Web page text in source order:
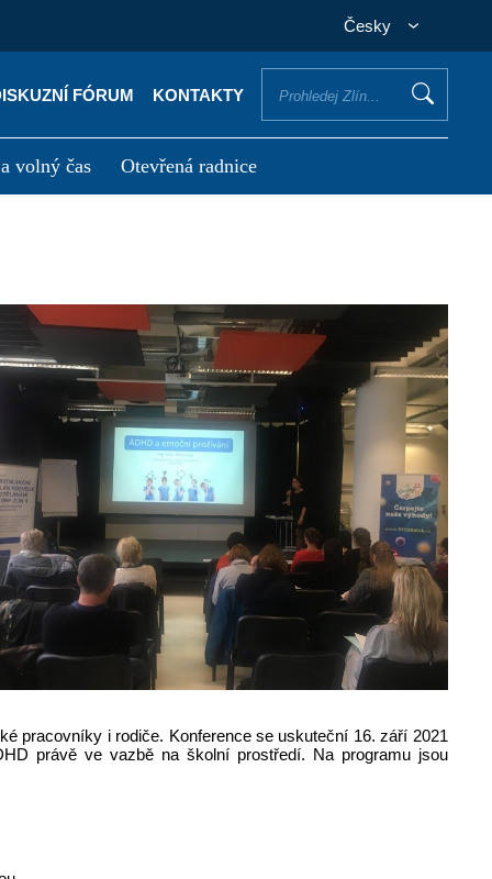
Česky
FÓRUM KONTAKTY
volný čas Otevřená radnice
pracovníky i rodiče. Konference se uskuteční 16. září 2021
právě ve vazbě na školní prostředí. Na programu jsou